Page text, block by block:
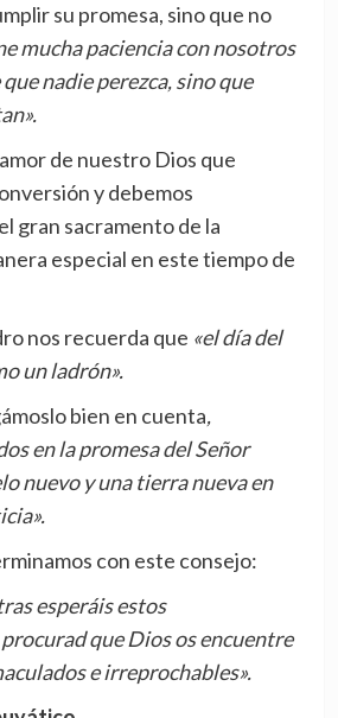
su promesa, sino que no
mucha paciencia con nosotros
nadie perezca, sino que
de nuestro Dios que
y debemos
gran sacramento de la
especial en este tiempo de
nos recuerda que «el día del
un ladrón».
bien en cuenta,
en la promesa del Señor
nuevo y una tierra nueva en
con este consejo:
esperáis estos
que Dios os encuentre
e irreprochables».